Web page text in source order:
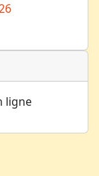
ligne